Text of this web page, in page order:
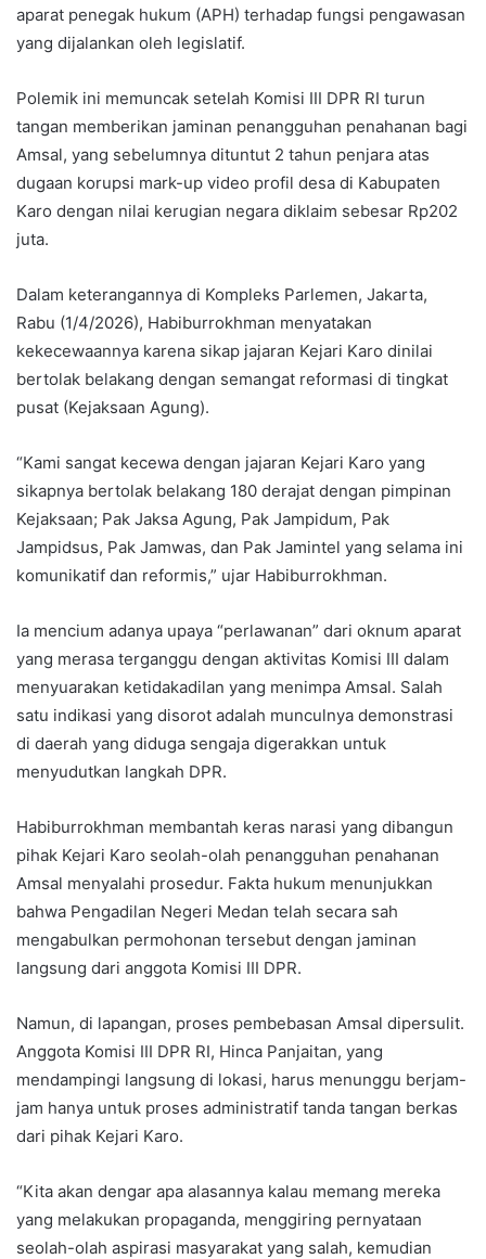
aparat penegak hukum (APH) terhadap fungsi pengawasan
yang dijalankan oleh legislatif.
Polemik ini memuncak setelah Komisi III DPR RI turun
tangan memberikan jaminan penangguhan penahanan bagi
Amsal, yang sebelumnya dituntut 2 tahun penjara atas
dugaan korupsi mark-up video profil desa di Kabupaten
Karo dengan nilai kerugian negara diklaim sebesar Rp202
juta.
Dalam keterangannya di Kompleks Parlemen, Jakarta,
Rabu (1/4/2026), Habiburrokhman menyatakan
kekecewaannya karena sikap jajaran Kejari Karo dinilai
bertolak belakang dengan semangat reformasi di tingkat
pusat (Kejaksaan Agung).
“Kami sangat kecewa dengan jajaran Kejari Karo yang
sikapnya bertolak belakang 180 derajat dengan pimpinan
Kejaksaan; Pak Jaksa Agung, Pak Jampidum, Pak
Jampidsus, Pak Jamwas, dan Pak Jamintel yang selama ini
komunikatif dan reformis,” ujar Habiburrokhman.
Ia mencium adanya upaya “perlawanan” dari oknum aparat
yang merasa terganggu dengan aktivitas Komisi III dalam
menyuarakan ketidakadilan yang menimpa Amsal. Salah
satu indikasi yang disorot adalah munculnya demonstrasi
di daerah yang diduga sengaja digerakkan untuk
menyudutkan langkah DPR.
Habiburrokhman membantah keras narasi yang dibangun
pihak Kejari Karo seolah-olah penangguhan penahanan
Amsal menyalahi prosedur. Fakta hukum menunjukkan
bahwa Pengadilan Negeri Medan telah secara sah
mengabulkan permohonan tersebut dengan jaminan
langsung dari anggota Komisi III DPR.
Namun, di lapangan, proses pembebasan Amsal dipersulit.
Anggota Komisi III DPR RI, Hinca Panjaitan, yang
mendampingi langsung di lokasi, harus menunggu berjam-
jam hanya untuk proses administratif tanda tangan berkas
dari pihak Kejari Karo.
“Kita akan dengar apa alasannya kalau memang mereka
yang melakukan propaganda, menggiring pernyataan
seolah-olah aspirasi masyarakat yang salah, kemudian